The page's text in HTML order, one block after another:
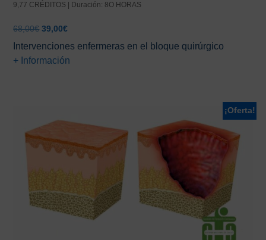
9,77 CRÉDITOS | Duración: 8O HORAS
68,00€ El
precio
original
era:
39,00€El
precio
actual
es:
Intervenciones enfermeras en el bloque quirúrgico
+ Información
¡Oferta!